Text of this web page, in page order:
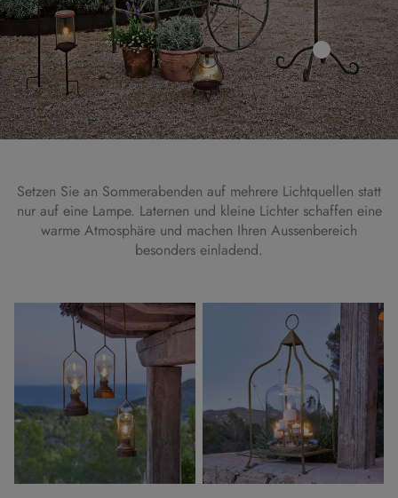
Setzen Sie an Sommerabenden auf mehrere Lichtquellen statt
nur auf eine Lampe. Laternen und kleine Lichter schaffen eine
warme Atmosphäre und machen Ihren Aussenbereich
besonders einladend.